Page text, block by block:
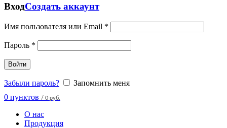
ВходСоздать аккаунт
Имя пользователя или Email *
Пароль *
Войти
Забыли пароль?
Запомнить меня
0 пунктов / 0 руб.
О нас
Продукция